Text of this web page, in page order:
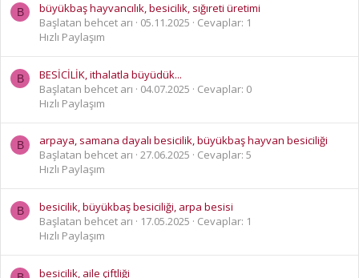
B
büyükbaş hayvancılık, besicilik, sığıreti üretimi
Başlatan behcet arı
05.11.2025
Cevaplar: 1
Hızlı Paylaşım
B
BESİCİLİK, ithalatla büyüdük...
Başlatan behcet arı
04.07.2025
Cevaplar: 0
Hızlı Paylaşım
B
arpaya, samana dayalı besicilik, büyükbaş hayvan besiciliği
Başlatan behcet arı 27.06.2025
Cevaplar: 5
Hızlı Paylaşım
B
besicilik, büyükbaş besiciliği, arpa besisi
Başlatan behcet arı
17.05.2025
Cevaplar: 1
Hızlı Paylaşım
besicilik, aile çiftliği